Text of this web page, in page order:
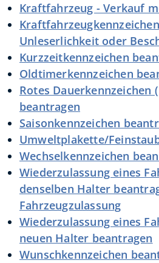
Kraftfahrzeug - Verkauf
Unleserlichkeit oder
Kurzzeitkennzeichen
Oldtimerkennzeichen
Rotes Dauerkennzeichen
beantragen
Saisonkennzeichen
Umweltplakette/
Wechselkennzeichen
Wiederzulassung eines
denselben Halter
Fahrzeugzulassung
Wiederzulassung eines
neuen Halter beantragen
Wunschkennzeichen